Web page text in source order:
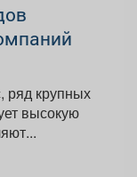
ряд крупных
высокую